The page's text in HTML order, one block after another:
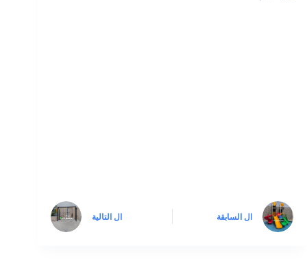
ال السابقة ال التالية